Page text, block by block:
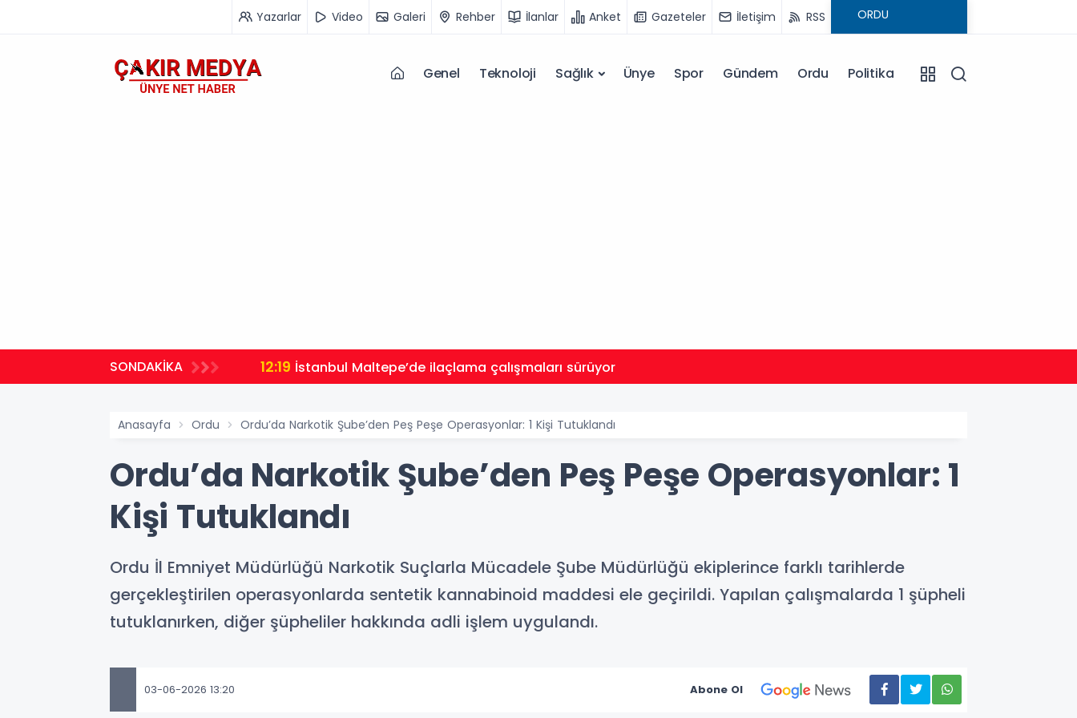
Yazarlar Video Galeri Rehber İlanlar Anket Gazeteler İletişim RSS
Genel Teknoloji Sağlık Ünye Spor Gündem Ordu Politika
SONDAKİKA 12:19 İstanbul Maltepe’de ilaçlama çalışmaları sürüyor
Anasayfa Ordu Ordu’da Narkotik Şube’den Peş Peşe Operasyonlar: 1 Kişi Tutuklandı
Ordu’da Narkotik Şube’den Peş Peşe Operasyonlar: 1
Kişi Tutuklandı
Ordu İl Emniyet Müdürlüğü Narkotik Suçlarla Mücadele Şube Müdürlüğü ekiplerince farklı tarihlerde
gerçekleştirilen operasyonlarda sentetik kannabinoid maddesi ele geçirildi. Yapılan çalışmalarda 1 şüpheli
tutuklanırken, diğer şüpheliler hakkında adli işlem uygulandı.
03-06-2026 13:20 Abone Ol